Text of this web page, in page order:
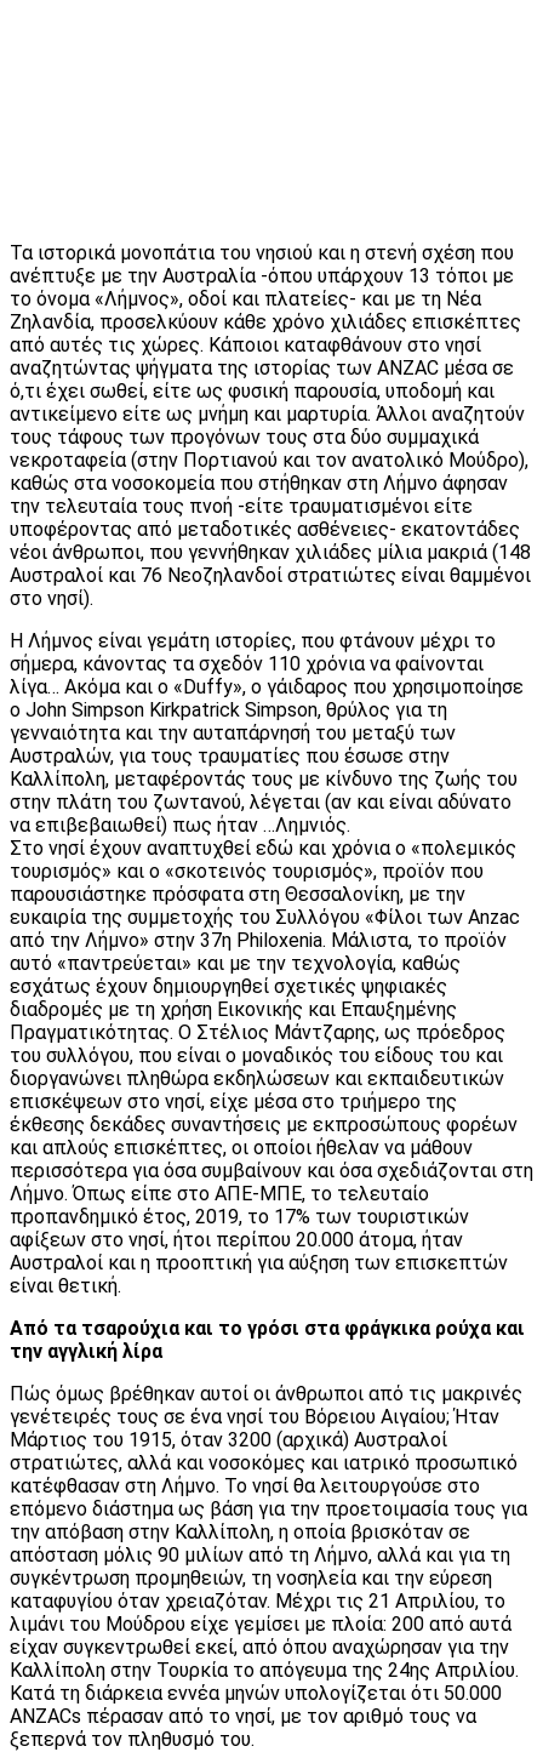
Τα ιστορικά μονοπάτια του νησιού και η στενή σχέση που
ανέπτυξε με την Αυστραλία -όπου υπάρχουν 13 τόποι με
το όνομα «Λήμνος», οδοί και πλατείες- και με τη Νέα
Ζηλανδία, προσελκύουν κάθε χρόνο χιλιάδες επισκέπτες
από αυτές τις χώρες. Κάποιοι καταφθάνουν στο νησί
αναζητώντας ψήγματα της ιστορίας των ANZAC μέσα σε
ό,τι έχει σωθεί, είτε ως φυσική παρουσία, υποδομή και
αντικείμενο είτε ως μνήμη και μαρτυρία. Άλλοι αναζητούν
τους τάφους των προγόνων τους στα δύο συμμαχικά
νεκροταφεία (στην Πορτιανού και τον ανατολικό Μούδρο),
καθώς στα νοσοκομεία που στήθηκαν στη Λήμνο άφησαν
την τελευταία τους πνοή -είτε τραυματισμένοι είτε
υποφέροντας από μεταδοτικές ασθένειες- εκατοντάδες
νέοι άνθρωποι, που γεννήθηκαν χιλιάδες μίλια μακριά (148
Αυστραλοί και 76 Νεοζηλανδοί στρατιώτες είναι θαμμένοι
στο νησί).
Η Λήμνος είναι γεμάτη ιστορίες, που φτάνουν μέχρι το
σήμερα, κάνοντας τα σχεδόν 110 χρόνια να φαίνονται
λίγα… Ακόμα και ο «Duffy», ο γάιδαρος που χρησιμοποίησε
ο John Simpson Kirkpatrick Simpson, θρύλος για τη
γενναιότητα και την αυταπάρνησή του μεταξύ των
Αυστραλών, για τους τραυματίες που έσωσε στην
Καλλίπολη, μεταφέροντάς τους με κίνδυνο της ζωής του
στην πλάτη του ζωντανού, λέγεται (αν και είναι αδύνατο
να επιβεβαιωθεί) πως ήταν …Λημνιός.
Στο νησί έχουν αναπτυχθεί εδώ και χρόνια ο «πολεμικός
τουρισμός» και ο «σκοτεινός τουρισμός», προϊόν που
παρουσιάστηκε πρόσφατα στη Θεσσαλονίκη, με την
ευκαιρία της συμμετοχής του Συλλόγου «Φίλοι των Anzac
από την Λήμνο» στην 37η Philoxenia. Μάλιστα, το προϊόν
αυτό «παντρεύεται» και με την τεχνολογία, καθώς
εσχάτως έχουν δημιουργηθεί σχετικές ψηφιακές
διαδρομές με τη χρήση Εικονικής και Επαυξημένης
Πραγματικότητας. Ο Στέλιος Μάντζαρης, ως πρόεδρος
του συλλόγου, που είναι ο μοναδικός του είδους του και
διοργανώνει πληθώρα εκδηλώσεων και εκπαιδευτικών
επισκέψεων στο νησί, είχε μέσα στο τριήμερο της
έκθεσης δεκάδες συναντήσεις με εκπροσώπους φορέων
και απλούς επισκέπτες, οι οποίοι ήθελαν να μάθουν
περισσότερα για όσα συμβαίνουν και όσα σχεδιάζονται στη
Λήμνο. Όπως είπε στο ΑΠΕ-ΜΠΕ, το τελευταίο
προπανδημικό έτος, 2019, το 17% των τουριστικών
αφίξεων στο νησί, ήτοι περίπου 20.000 άτομα, ήταν
Αυστραλοί και η προοπτική για αύξηση των επισκεπτών
είναι θετική.
Από τα τσαρούχια και το γρόσι στα φράγκικα ρούχα και
την αγγλική λίρα
Πώς όμως βρέθηκαν αυτοί οι άνθρωποι από τις μακρινές
γενέτειρές τους σε ένα νησί του Βόρειου Αιγαίου; Ήταν
Μάρτιος του 1915, όταν 3200 (αρχικά) Αυστραλοί
στρατιώτες, αλλά και νοσοκόμες και ιατρικό προσωπικό
κατέφθασαν στη Λήμνο. Το νησί θα λειτουργούσε στο
επόμενο διάστημα ως βάση για την προετοιμασία τους για
την απόβαση στην Καλλίπολη, η οποία βρισκόταν σε
απόσταση μόλις 90 μιλίων από τη Λήμνο, αλλά και για τη
συγκέντρωση προμηθειών, τη νοσηλεία και την εύρεση
καταφυγίου όταν χρειαζόταν. Μέχρι τις 21 Απριλίου, το
λιμάνι του Μούδρου είχε γεμίσει με πλοία: 200 από αυτά
είχαν συγκεντρωθεί εκεί, από όπου αναχώρησαν για την
Καλλίπολη στην Τουρκία το απόγευμα της 24ης Απριλίου.
Κατά τη διάρκεια εννέα μηνών υπολογίζεται ότι 50.000
ANZACs πέρασαν από το νησί, με τον αριθμό τους να
ξεπερνά τον πληθυσμό του.